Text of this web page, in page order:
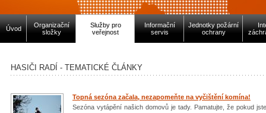
Úvod
Organizační
složky
Služby pro
veřejnost
Informační
servis
Jednotky požární
ochrany
HASIČI RADÍ - TEMATICKÉ ČLÁNKY
Topná sezóna začala, nezapomeňte na vyčištění komína!
Sezóna vytápění našich domovů je tady. Pamatujte, že pokud